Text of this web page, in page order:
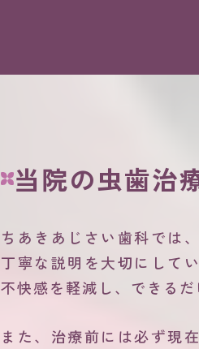
当院の虫歯治
ちあきあじさい歯科では
丁寧な説明を大切にして
不快感を軽減し、できる
また、治療前には必ず現